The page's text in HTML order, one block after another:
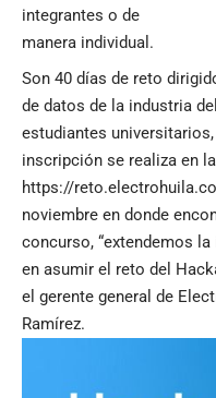
integrantes o de
manera individual.
Son 40 días de reto
de datos de la industria
estudiantes
inscripción se realiza en
https://
noviembre en donde
concurso, “extendemos
en asumir el reto del
el gerente general de
Ramírez.